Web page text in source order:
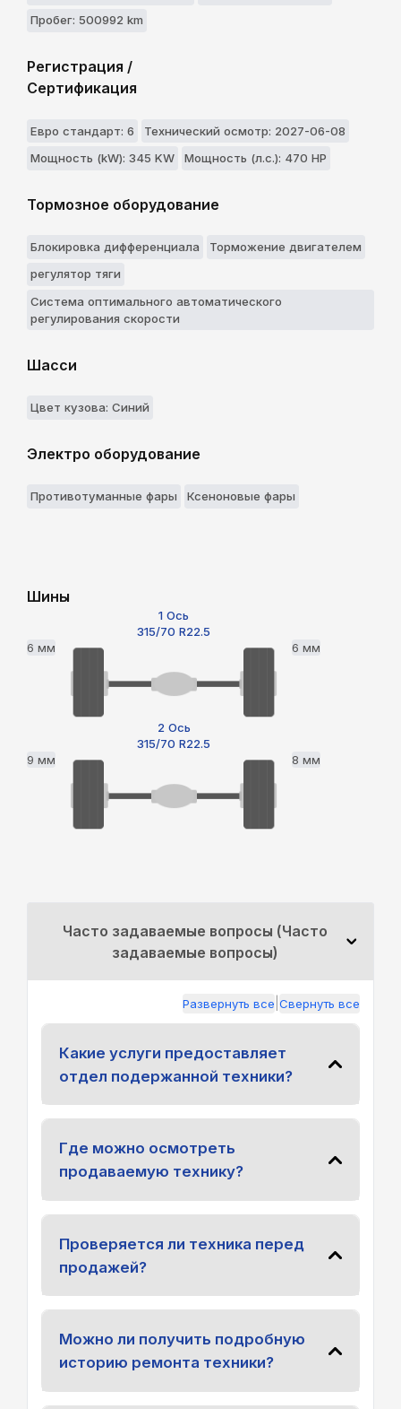
Пробег: 500992 km
Регистрация /
Сертификация
Евро стандарт: 6
Технический осмотр: 2027-06-08
Мощность (kW): 345 KW
Мощность (л.с.): 470 HP
Тормозное оборудование
Блокировка дифференциала
Торможение двигателем
регулятор тяги
Система оптимального автоматического
регулирования скорости
Шасси
Цвет кузова: Синий
Электро оборудование
Противотуманные фары Ксеноновые фары
Шины
1 Ось
315/70 R22.5
6 мм
6 мм
2 Ось
315/70 R22.5
9 мм
8 мм
Часто задаваемые вопросы (Часто
задаваемые вопросы)
Развернуть все Свернуть все
Какие услуги предоставляет
отдел подержанной техники?
Где можно осмотреть
продаваемую технику?
Проверяется ли техника перед
продажей?
Можно ли получить подробную
историю ремонта техники?